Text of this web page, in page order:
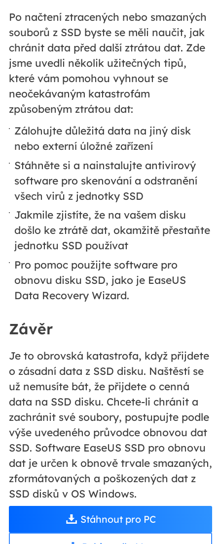
Po načtení ztracených nebo smazaných
souborů z SSD byste se měli naučit, jak
chránit data před další ztrátou dat. Zde
jsme uvedli několik užitečných tipů,
které vám pomohou vyhnout se
neočekávaným katastrofám
způsobeným ztrátou dat:
Zálohujte důležitá data na jiný disk
nebo externí úložné zařízení
Stáhněte si a nainstalujte antivirový
software pro skenování a odstranění
všech virů z jednotky SSD
Jakmile zjistíte, že na vašem disku
došlo ke ztrátě dat, okamžitě přestaňte
jednotku SSD používat
Pro pomoc použijte software pro
obnovu disku SSD, jako je EaseUS
Data Recovery Wizard.
Závěr
Je to obrovská katastrofa, když přijdete
o zásadní data z SSD disku. Naštěstí se
už nemusíte bát, že přijdete o cenná
data na SSD disku. Chcete-li chránit a
zachránit své soubory, postupujte podle
výše uvedeného průvodce obnovou dat
SSD. Software EaseUS SSD pro obnovu
dat je určen k obnově trvale smazaných,
zformátovaných a poškozených dat z
SSD disků v OS Windows.
Stáhnout pro PC